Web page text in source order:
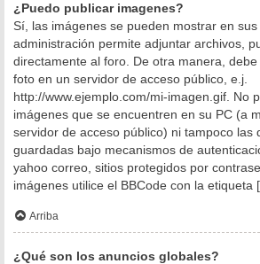
¿Puedo publicar imagenes?
Sí, las imágenes se pueden mostrar en
administración permite adjuntar archivos,
directamente al foro. De otra manera,
foto en un servidor de acceso público, e.j.
http://www.ejemplo.com/mi-imagen.gif. No
imágenes que se encuentren en su PC (a
servidor de acceso público) ni tampoco las
guardadas bajo mecanismos de
yahoo correo, sitios protegidos por
imágenes utilice el BBCode con la etiqueta
Arriba
¿Qué son los anuncios globales?